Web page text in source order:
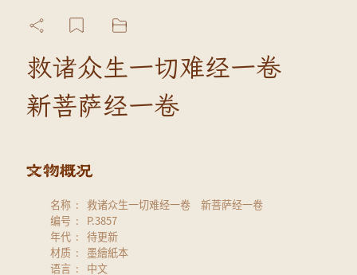
救诸众生一切难经一卷
新菩萨经一卷
名称
救诸众生一切难经一卷 新菩萨经一卷
编号
P.3857
年代
待更新
材质
墨繪紙本
语言
中文